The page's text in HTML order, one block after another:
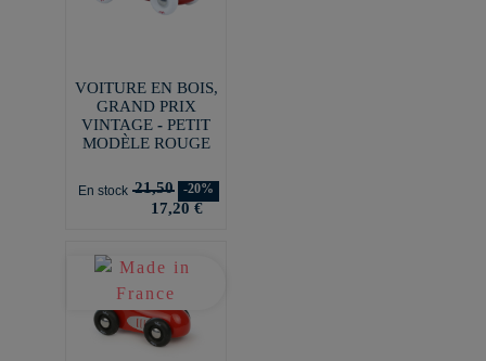
VOITURE EN BOIS,
GRAND PRIX
VINTAGE - PETIT
MODÈLE ROUGE
En stock 21,50 -20%
17,20 €